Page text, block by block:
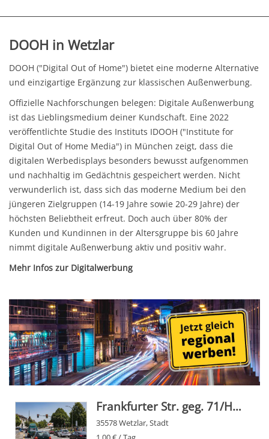
DOOH in Wetzlar
DOOH ("Digital Out of Home") bietet eine moderne Alternative
und einzigartige Ergänzung zur klassischen Außenwerbung.
Offizielle Nachforschungen belegen: Digitale Außenwerbung
ist das Lieblingsmedium deiner Kundschaft. Eine 2022
veröffentlichte Studie des Instituts IDOOH ("Institute for
Digital Out of Home Media") in München zeigt, dass die
digitalen Werbedisplays besonders bewusst aufgenommen
und nachhaltig im Gedächtnis gespeichert werden. Nicht
verwunderlich ist, dass sich das moderne Medium bei den
jüngeren Zielgruppen (14-19 Jahre sowie 20-29 Jahre) der
höchsten Beliebtheit erfreut. Doch auch über 80% der
Kunden und Kundinnen in der Altersgruppe bis 60 Jahre
nimmt digitale Außenwerbung aktiv und positiv wahr.
Mehr Infos zur Digitalwerbung
Frankfurter Str. geg. 71/Hasenpfad/We.re.
35578 Wetzlar, Stadt